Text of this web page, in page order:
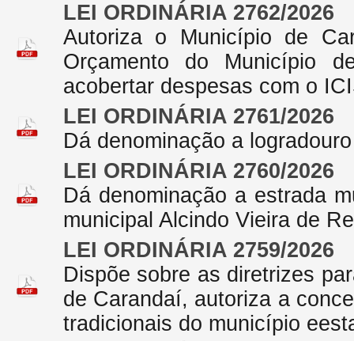
LEI ORDINÁRIA 2762/2026
Autoriza o Município de
Orçamento do Município
acobertar despesas com o
LEI ORDINÁRIA 2761/2026
Dá denominação a
LEI ORDINÁRIA 2760/2026
Dá denominação a estrada
municipal Alcindo Vieira de
LEI ORDINÁRIA 2759/2026
Dispõe sobre as diretrizes
de Carandaí, autoriza a
tradicionais do município